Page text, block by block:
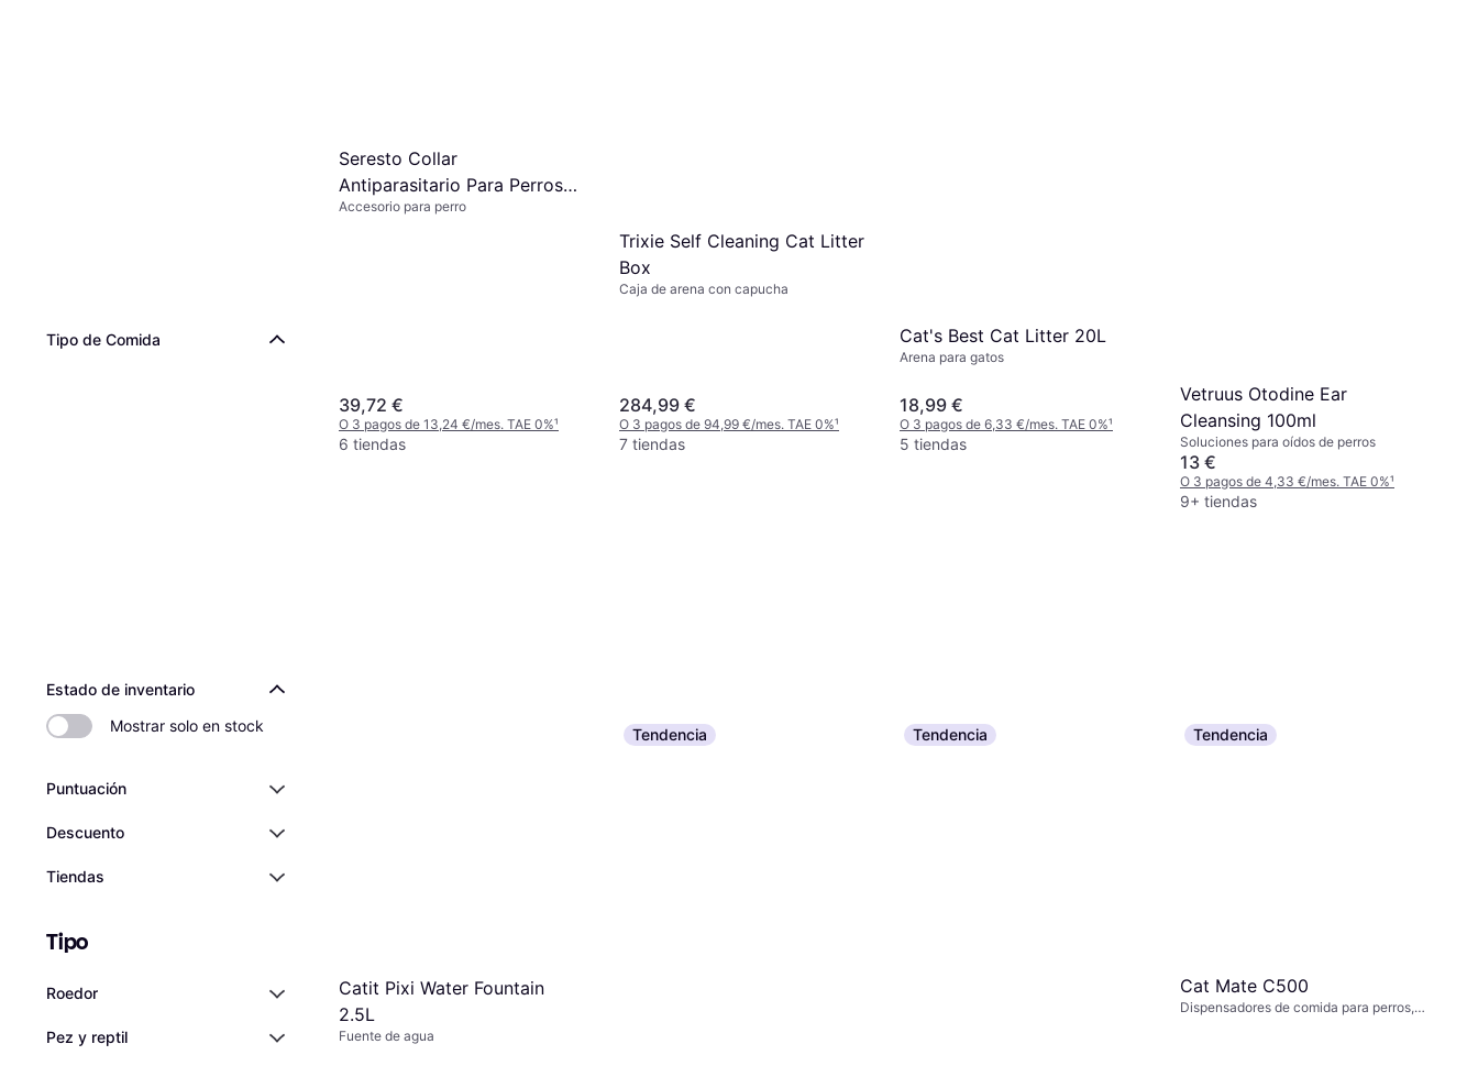
Tipo de Comida
Estado de inventario
Mostrar solo en stock
Puntuación
Descuento
Tiendas
Tipo
Roedor
Pez y reptil
Seresto Collar
Antiparasitario Para Perros
70 cm Pack 1 Unidad
Accesorio para perro
39,72 €
O 3 pagos de 13,24 €/mes. TAE 0%¹
6 tiendas
Trixie Self Cleaning Cat Litter
Box
Caja de arena con capucha
284,99 €
O 3 pagos de 94,99 €/mes. TAE 0%¹
7 tiendas
Cat's Best Cat Litter 20L
Arena para gatos
18,99 €
O 3 pagos de 6,33 €/mes. TAE 0%¹
5 tiendas
Vetruus Otodine Ear
Cleansing 100ml
Soluciones para oídos de perros
13 €
O 3 pagos de 4,33 €/mes. TAE 0%¹
9+ tiendas
Catit Pixi Water Fountain
2.5L
Fuente de agua
Tendencia Tendencia Tendencia
Cat Mate C500
Dispensadores de comida para perros,